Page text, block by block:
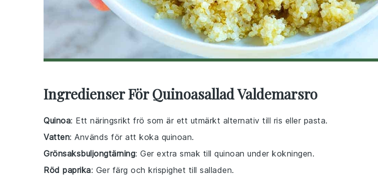
Ingredienser För Quinoasallad Valdemarsro
Quinoa: Ett näringsrikt frö som är ett utmärkt alternativ till ris eller pasta.
Vatten: Används för att koka quinoan.
Grönsaksbuljongtärning: Ger extra smak till quinoan under kokningen.
Röd paprika: Ger färg och krispighet till salladen.